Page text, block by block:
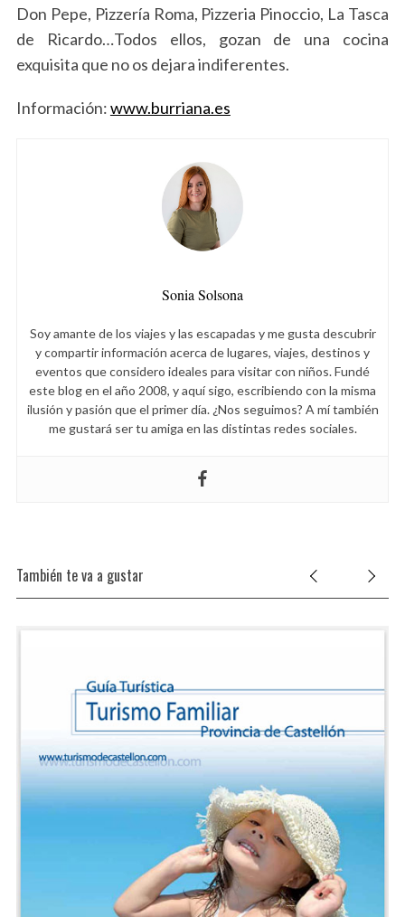
Don Pepe, Pizzería Roma, Pizzeria Pinoccio, La Tasca
de Ricardo…Todos ellos, gozan de una cocina
exquisita que no os dejara indiferentes.
Información:www.burriana.es
Sonia Solsona
Soy amante de los viajes y las escapadas y me gusta descubrir
y compartir información acerca de lugares, viajes, destinos y
eventos que considero ideales para visitar con niños. Fundé
este blog en el año 2008, y aquí sigo, escribiendo con la misma
ilusión y pasión que el primer día. ¿Nos seguimos? A mí también
me gustará ser tu amiga en las distintas redes sociales.
También te va a gustar